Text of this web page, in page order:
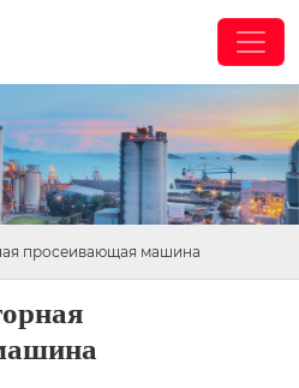
просеивающая машина